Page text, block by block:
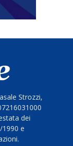
Strozzi,
dei
1990 e